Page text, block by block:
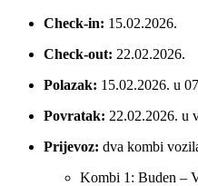
Check-in: 15.02.2026.
Check-out: 22.02.2026.
Polazak: 15.02.2026. u
Povratak: 22.02.2026. u
Prijevoz: dva kombi
Kombi 1: Buden –